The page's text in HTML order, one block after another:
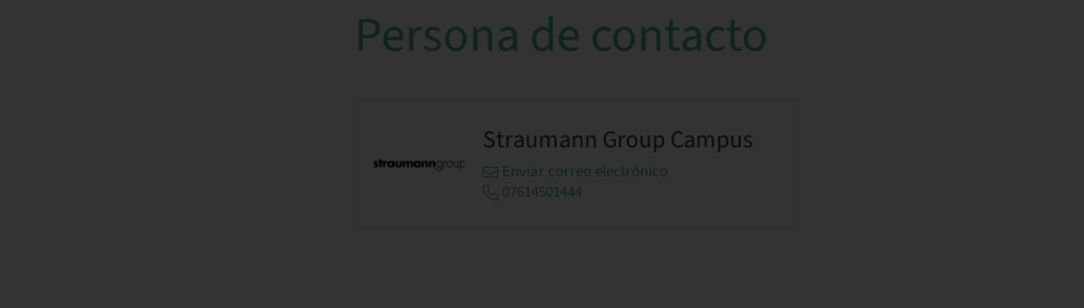
Persona de contacto
Straumann Group Campus
Enviar correo electrónico
07614501444